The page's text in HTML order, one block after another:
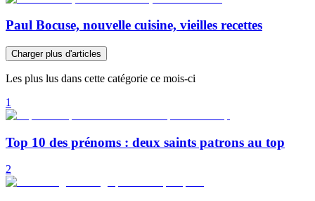
Paul Bocuse, nouvelle cuisine, vieilles recettes
Charger plus d'articles
Les plus lus dans cette catégorie ce mois-ci
1
Top 10 des prénoms : deux saints patrons au top
2